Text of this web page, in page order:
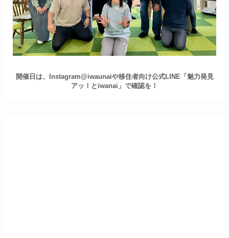
開催日は、Instagram@iwaunaiや移住者向け公式LINE「魅力発見
アッ！とiwanai」で確認を！